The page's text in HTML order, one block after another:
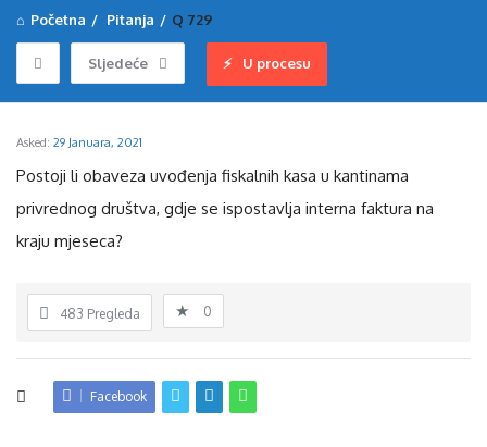
Početna / Pitanja / Q 729
Sljedeće U procesu
Asked: 29 Januara, 2021
Postoji li obaveza uvođenja fiskalnih kasa u kantinama
privrednog društva, gdje se ispostavlja interna faktura na
kraju mjeseca?
483 Pregleda 0
Facebook